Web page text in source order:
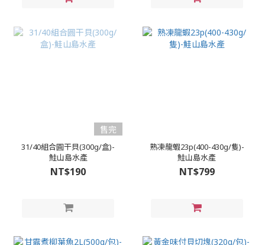
售完
31/40組合圓干貝(300g/盒)-
鮭山島水產
NT$190
熟凍龍蝦23p(400-430g/隻)-
鮭山島水產
NT$799